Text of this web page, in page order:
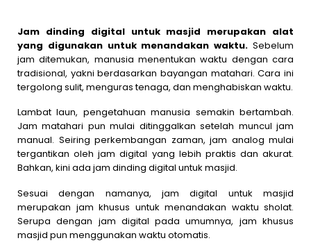
Jam dinding digital untuk masjid merupakan alat
yang digunakan untuk menandakan waktu. Sebelum
jam ditemukan, manusia menentukan waktu dengan cara
tradisional, yakni berdasarkan bayangan matahari. Cara ini
tergolong sulit, menguras tenaga, dan menghabiskan waktu.
Lambat laun, pengetahuan manusia semakin bertambah.
Jam matahari pun mulai ditinggalkan setelah muncul jam
manual. Seiring perkembangan zaman, jam analog mulai
tergantikan oleh jam digital yang lebih praktis dan akurat.
Bahkan, kini ada jam dinding digital untuk masjid.
Sesuai dengan namanya, jam digital untuk masjid
merupakan jam khusus untuk menandakan waktu sholat.
Serupa dengan jam digital pada umumnya, jam khusus
masjid pun menggunakan waktu otomatis.